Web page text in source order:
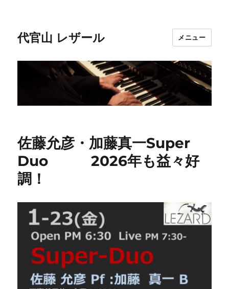
代官山 レザール メニュー
佐藤允彦・加藤真一Super
Duo 2026年も益々好
調！